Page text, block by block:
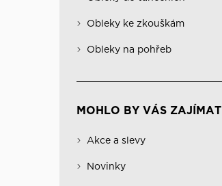
Obleky ke zkouškám
Obleky na pohřeb
MOHLO BY VÁS ZAJÍMAT
Akce a slevy
Novinky